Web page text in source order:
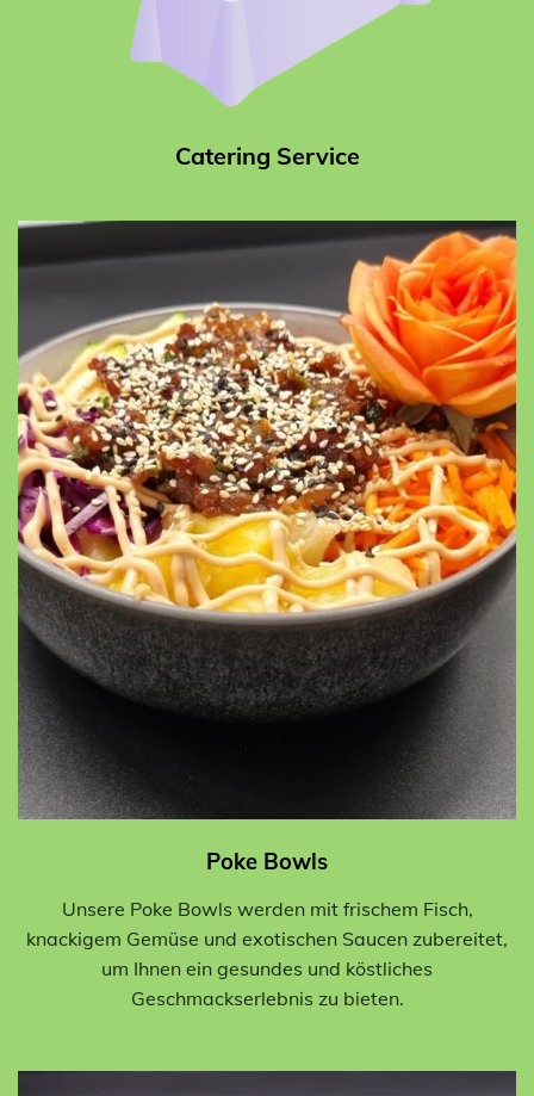
Catering Service
Poke Bowls
Unsere Poke Bowls werden mit frischem Fisch,
knackigem Gemüse und exotischen Saucen zubereitet,
um Ihnen ein gesundes und köstliches
Geschmackserlebnis zu bieten.